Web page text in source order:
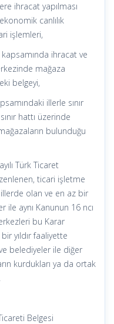
ihracat yapılması
canlılık
işlemleri,
kapsamında ihracat ve
mağaza
belgeyi,
illerle sınır
hattı üzerinde
bulunduğu
Türk Ticaret
ticari işletme
olan ve en az bir
ile aynı Kanunun 16 ncı
bu Karar
yıldır faaliyette
belediyeler ile diğer
kurdukları ya da ortak
Belgesi